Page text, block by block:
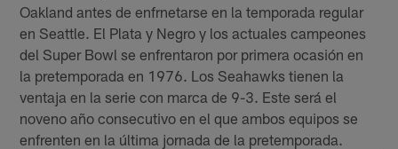
Oakland antes de enfrnetarse en la temporada regular
en Seattle. El Plata y Negro y los actuales campeones
del Super Bowl se enfrentaron por primera ocasión en
la pretemporada en 1976. Los Seahawks tienen la
ventaja en la serie con marca de 9-3. Este será el
noveno año consecutivo en el que ambos equipos se
enfrenten en la última jornada de la pretemporada.